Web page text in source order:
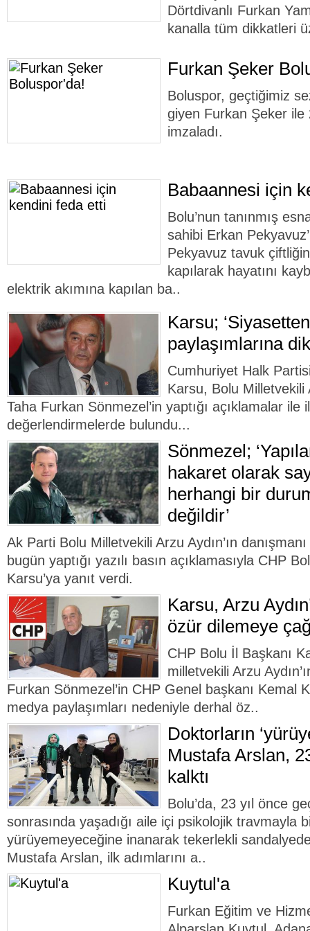
Dörtdivanlı Furkan
kanalla tüm dikkatleri
Furkan Şeker
Boluspor, geçtiğimiz
giyen Furkan Şeker ile
imzaladı.
Babaannesi için
Bolu’nun tanınmış
sahibi Erkan
Pekyavuz tavuk
kapılarak hayatını
elektrik akımına kapılan ba..
Karsu;
paylaşımlarına
Cumhuriyet Halk
Karsu, Bolu Milletvekili
Taha Furkan Sönmezel’in yaptığı açıklamalar ile
değerlendirmelerde bulundu...
Sönmezel;
hakaret olarak
herhangi bir
değildir’
Ak Parti Bolu Milletvekili Arzu Aydın’ın
bugün yaptığı yazılı basın açıklamasıyla CHP
Karsu’ya yanıt verdi.
Karsu, Arzu
özür dilemeye
CHP Bolu İl Başkanı
milletvekili Arzu
Furkan Sönmezel’in CHP Genel başkanı Kemal
medya paylaşımları nedeniyle derhal öz..
Doktorların
Mustafa Arslan,
kalktı
Bolu’da, 23 yıl önce
sonrasında yaşadığı aile içi psikolojik travmayla
yürüyemeyeceğine inanarak tekerlekli
Mustafa Arslan, ilk adımlarını a..
Kuytul'a
Furkan Eğitim ve